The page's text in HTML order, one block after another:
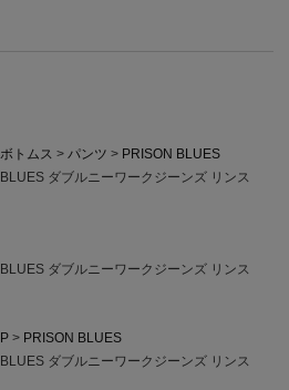
ボトムス パンツ
PRISON BLUES
ダブルニーワークジーンズ リンス
ダブルニーワークジーンズ リンス
P
PRISON BLUES
ダブルニーワークジーンズ リンス